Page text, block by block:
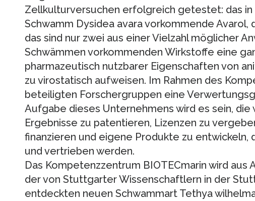
Zellkulturversuchen erfolgreich getestet: das in
Schwamm Dysidea avara vorkommende Avarol,
das sind nur zwei aus einer Vielzahl möglicher
Schwämmen vorkommenden Wirkstoffe eine
pharmazeutisch nutzbarer Eigenschaften von
zu virostatisch aufweisen. Im Rahmen des
beteiligten Forschergruppen eine
Aufgabe dieses Unternehmens wird es sein,
Ergebnisse zu patentieren, Lizenzen zu
finanzieren und eigene Produkte zu entwickeln,
und vertrieben werden.
Das Kompetenzzentrum BIOTECmarin wird aus
der von Stuttgarter Wissenschaftlern in der
entdeckten neuen Schwammart Tethya